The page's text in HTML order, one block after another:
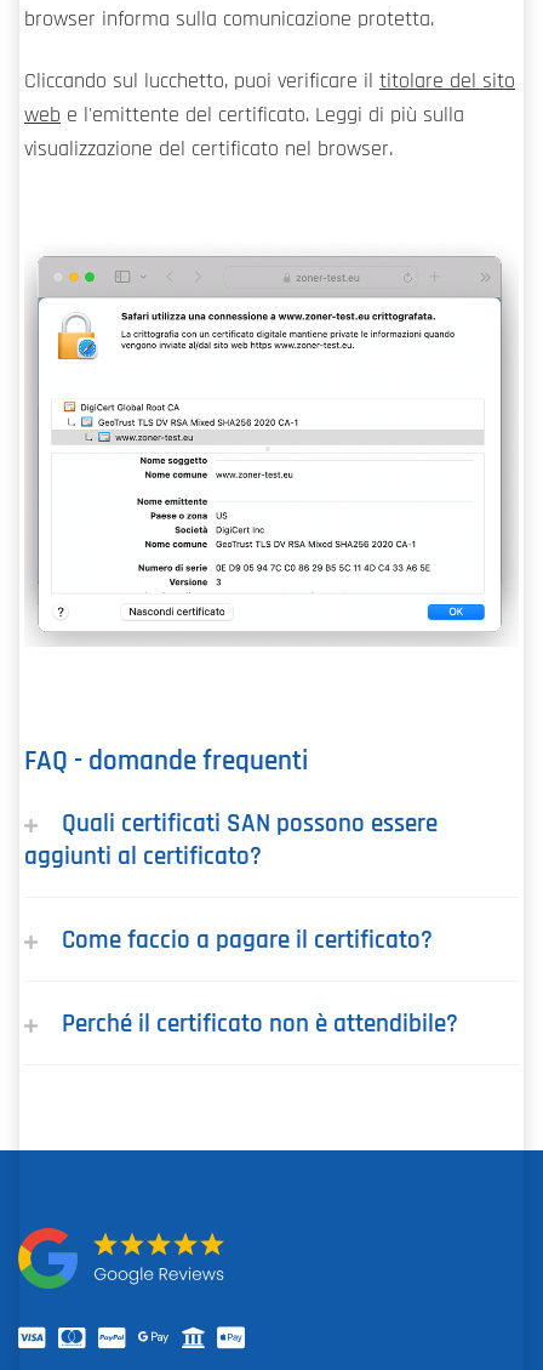
browser informa sulla comunicazione protetta.
Cliccando sul lucchetto, puoi verificare il titolare del sito
web e l'emittente del certificato. Leggi di più sulla
visualizzazione del certificato nel browser.
FAQ - domande frequenti
Quali certificati SAN possono essere
aggiunti al certificato?
Come faccio a pagare il certificato?
Perché il certificato non è attendibile?